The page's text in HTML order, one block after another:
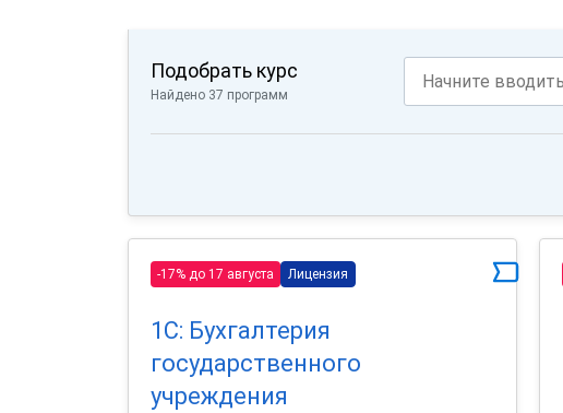
Подобрать курс
Найдено 37 программ
-17% до 17 августа Лицензия
1С: Бухгалтерия
государственного
учреждения